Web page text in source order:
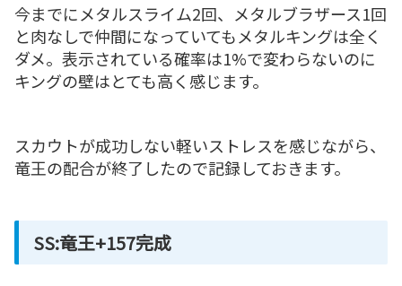
今までにメタルスライム2回、メタルブラザース1回
と肉なしで仲間になっていてもメタルキングは全く
ダメ。表示されている確率は1%で変わらないのに
キングの壁はとても高く感じます。
スカウトが成功しない軽いストレスを感じながら、
竜王の配合が終了したので記録しておきます。
SS:竜王+157完成